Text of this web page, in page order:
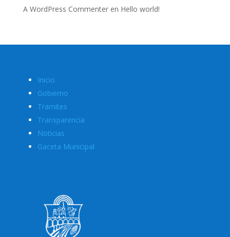
A WordPress Commenteren Hello world!
Inicio
Gobierno
Tramites
Transparencia
Noticias
Gaceta Municipal